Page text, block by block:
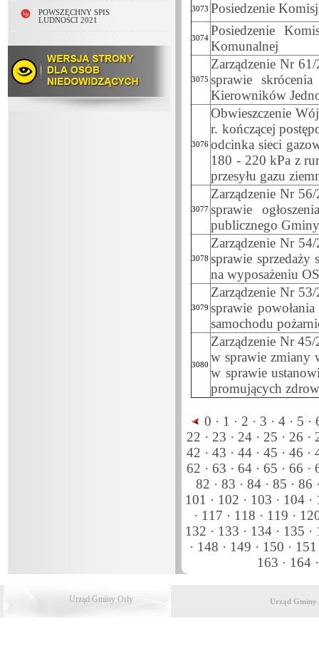
POWSZECHNY SPIS
LUDNOŚCI 2021
3073 Posiedzenie
3074
Posiedzenie
Komunalnej
3075
Zarządzenie Nr
sprawie
Kierowników
3076
Obwieszczenie
r. kończącej
odcinka sieci
180 - 220 kPa z
przesyłu gazu
3077
Zarządzenie Nr
sprawie
publicznego
3078
Zarządzenie Nr
sprawie sprzedaży
na wyposażeniu
3079
Zarządzenie Nr
sprawie
samochodu
3080
Zarządzenie Nr
w sprawie zmiany
w sprawie
promujących
0 · 1 · 2 · 3 · 4 · 5 ·
22 · 23 · 24 · 25 · 26 ·
42 · 43 · 44 · 45 · 46 ·
62 · 63 · 64 · 65 · 66 ·
82 · 83 · 84 · 85 · 86
101 · 102 · 103 · 104 ·
· 117 · 118 · 119 ·
132 · 133 · 134 · 135 ·
· 148 · 149 · 150 · 151
163 · 164 ·
Urząd Gminy Orły Urząd